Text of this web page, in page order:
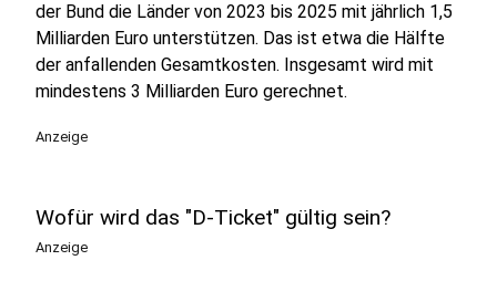
der Bund die Länder von 2023 bis 2025 mit jährlich 1,5
Milliarden Euro unterstützen. Das ist etwa die Hälfte
der anfallenden Gesamtkosten. Insgesamt wird mit
mindestens 3 Milliarden Euro gerechnet.
Anzeige
Wofür wird das "D-Ticket" gültig sein?
Anzeige